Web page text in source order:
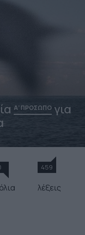
Α' ΠΡΟΣΩΠΟγια
459
λέξεις